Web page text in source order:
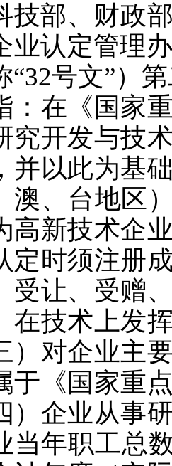
技部、财政
业认定管理
“32号文”）
：在《国家
究开发与技
并以此为基
澳、台地区
高新技术企
定时须注册
受让、受赠
在技术上发
）对企业主
于《国家重
）企业从事
当年职工总